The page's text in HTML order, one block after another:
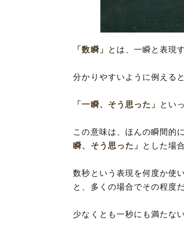
「数瞬」 とは、一瞬と表現
分かりやすいように例える
「一瞬、そう思った」 とい
この意味は、ほんの瞬間的
瞬、そう思った」
とした場
数秒という表現を何度か使
と、多くの場合でその程度
少なくとも一秒にも満たな